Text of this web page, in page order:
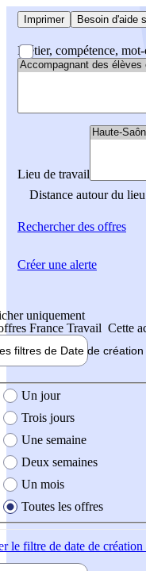
Imprimer Besoin d'aide
Métier, compétence,
Lieu de travail
Distance autour du
Rechercherdes offres
uniquement
France Travail Cette
filtres de Date de création
création de l'offre
Un jour
Trois jours
Une semaine
Deux semaines
Un mois
Toutes les offres
le filtre de date de
Créer une alerte